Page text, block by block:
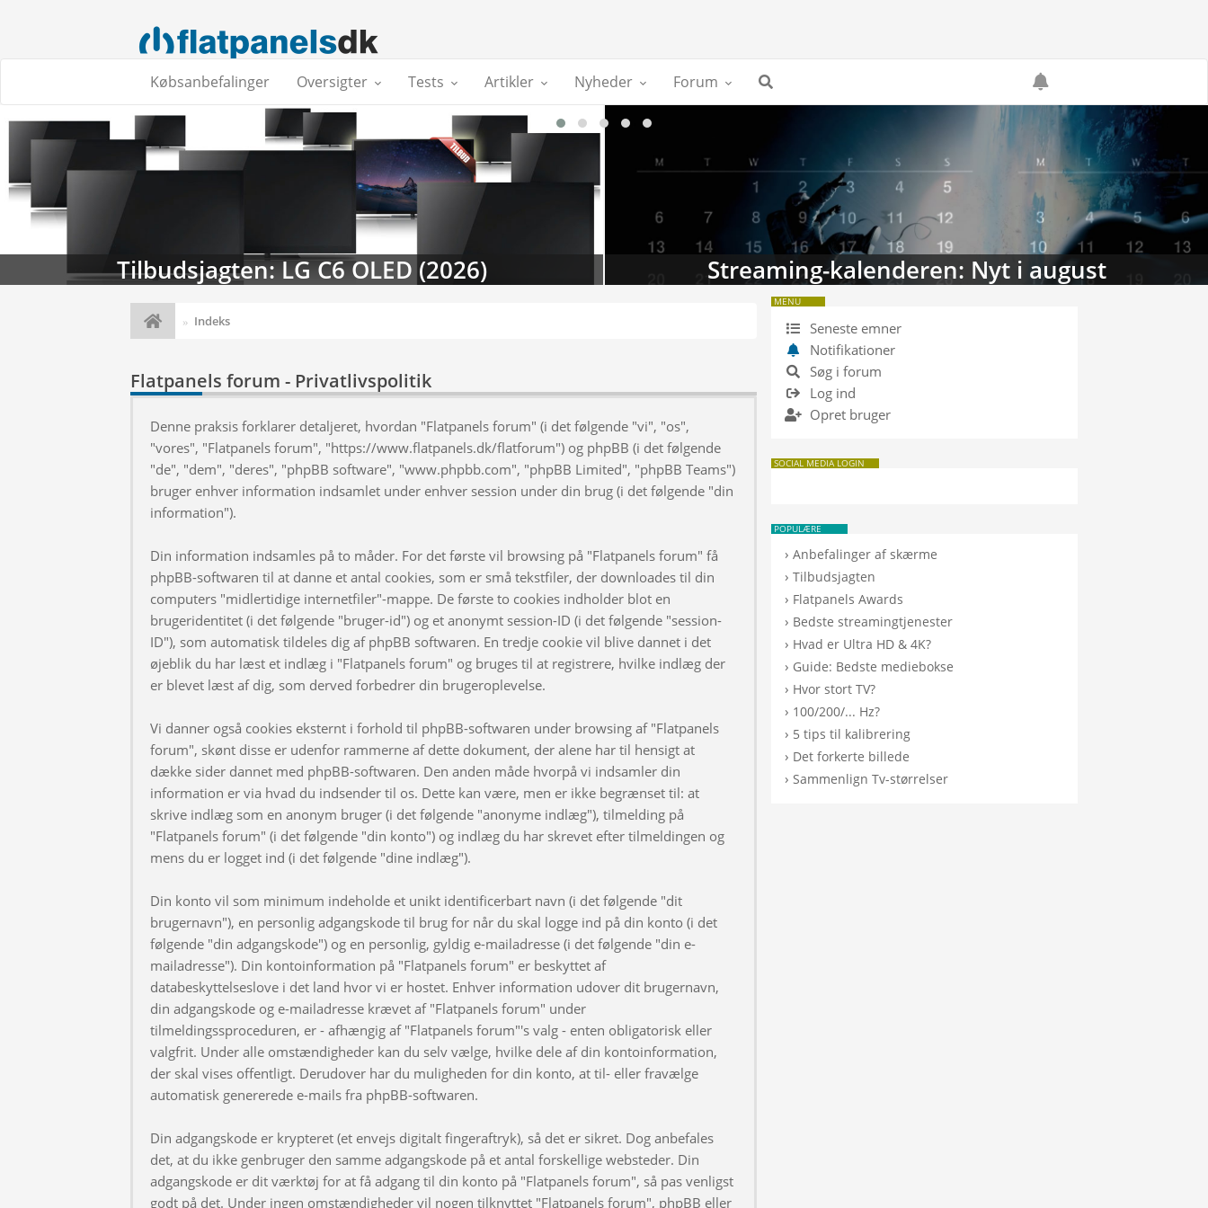
Købsanbefalinger Oversigter Tests Artikler Nyheder Forum
Tilbudsjagten: LG C6 OLED (2026) Streaming-kalenderen: Nyt i august
Indeks
Flatpanels forum - Privatlivspolitik
Denne praksis forklarer detaljeret, hvordan "Flatpanels forum" (i det følgende "vi", "os",
"vores", "Flatpanels forum", "https://www.flatpanels.dk/flatforum") og phpBB (i det følgende
"de", "dem", "deres", "phpBB software", "www.phpbb.com", "phpBB Limited", "phpBB Teams")
bruger enhver information indsamlet under enhver session under din brug (i det følgende "din
information").
Din information indsamles på to måder. For det første vil browsing på "Flatpanels forum" få
phpBB-softwaren til at danne et antal cookies, som er små tekstfiler, der downloades til din
computers "midlertidige internetfiler"-mappe. De første to cookies indholder blot en
brugeridentitet (i det følgende "bruger-id") og et anonymt session-ID (i det følgende "session-
ID"), som automatisk tildeles dig af phpBB softwaren. En tredje cookie vil blive dannet i det
øjeblik du har læst et indlæg i "Flatpanels forum" og bruges til at registrere, hvilke indlæg der
er blevet læst af dig, som derved forbedrer din brugeroplevelse.
Vi danner også cookies eksternt i forhold til phpBB-softwaren under browsing af "Flatpanels
forum", skønt disse er udenfor rammerne af dette dokument, der alene har til hensigt at
dække sider dannet med phpBB-softwaren. Den anden måde hvorpå vi indsamler din
information er via hvad du indsender til os. Dette kan være, men er ikke begrænset til: at
skrive indlæg som en anonym bruger (i det følgende "anonyme indlæg"), tilmelding på
"Flatpanels forum" (i det følgende "din konto") og indlæg du har skrevet efter tilmeldingen og
mens du er logget ind (i det følgende "dine indlæg").
Din konto vil som minimum indeholde et unikt identificerbart navn (i det følgende "dit
brugernavn"), en personlig adgangskode til brug for når du skal logge ind på din konto (i det
følgende "din adgangskode") og en personlig, gyldig e-mailadresse (i det følgende "din e-
mailadresse"). Din kontoinformation på "Flatpanels forum" er beskyttet af
databeskyttelseslove i det land hvor vi er hostet. Enhver information udover dit brugernavn,
din adgangskode og e-mailadresse krævet af "Flatpanels forum" under
tilmeldingssproceduren, er - afhængig af "Flatpanels forum"'s valg - enten obligatorisk eller
valgfrit. Under alle omstændigheder kan du selv vælge, hvilke dele af din kontoinformation,
der skal vises offentligt. Derudover har du muligheden for din konto, at til- eller fravælge
automatisk genererede e-mails fra phpBB-softwaren.
Din adgangskode er krypteret (et envejs digitalt fingeraftryk), så det er sikret. Dog anbefales
det, at du ikke genbruger den samme adgangskode på et antal forskellige websteder. Din
adgangskode er dit værktøj for at få adgang til din konto på "Flatpanels forum", så pas venligst
godt på det. Under ingen omstændigheder vil nogen tilknyttet "Flatpanels forum", phpBB eller
MENU
Seneste emner
Notifikationer
Søg i forum
Log ind
Opret bruger
SOCIAL MEDIA LOGIN
POPULÆRE
›Anbefalinger af skærme
›Tilbudsjagten
› Flatpanels Awards
› Bedste streamingtjenester
› Hvad er Ultra HD & 4K?
› Guide: Bedste mediebokse
› Hvor stort TV?
› 100/200/... Hz?
› 5 tips til kalibrering
› Det forkerte billede
›Sammenlign Tv-størrelser